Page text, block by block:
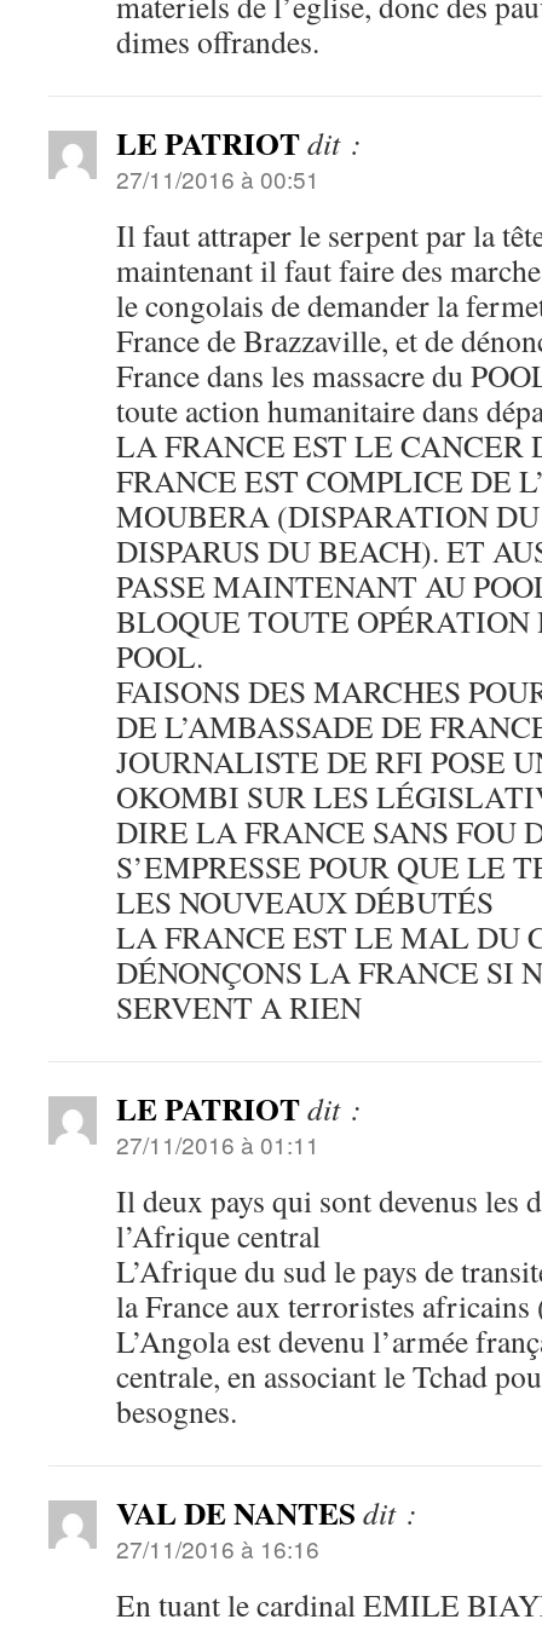
dimes offrandes.
LE PATRIOTdit :
27/11/2016 à 00:51
Il faut attraper le serpent par la
maintenant il faut faire des
le congolais de demander la
France de Brazzaville, et de
France dans les massacre du
toute action humanitaire dans
LA FRANCE EST LE CANCER
FRANCE EST COMPLICE DE
MOUBERA (DISPARATION DU
DISPARUS DU BEACH). ET
PASSE MAINTENANT AU
BLOQUE TOUTE
POOL.
FAISONS DES MARCHES
DE L’AMBASSADE DE
JOURNALISTE DE RFI POSE
OKOMBI SUR LES
DIRE LA FRANCE SANS FOU
S’EMPRESSE POUR QUE LE
LES NOUVEAUX DÉBUTÉS
LA FRANCE EST LE MAL DU
DÉNONÇONS LA FRANCE SI
SERVENT A RIEN
LE PATRIOTdit :
27/11/2016 à 01:11
Il deux pays qui sont devenus les
l’Afrique central
L’Afrique du sud le pays de
la France aux terroristes africains
L’Angola est devenu l’armée
centrale, en associant le Tchad
besognes.
VAL DE NANTES dit :
27/11/2016 à 16:16
En tuant le cardinal EMILE